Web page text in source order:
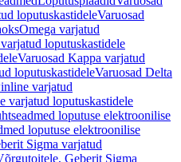
loputuskastideleVaruosad
Omega varjatud
loputuskastidele
Varuosad Kappa varjatud
loputuskastideleVaruosad Delta
varjatud
varjatud loputuskastidele
loputuse elektroonilise
loputuse elektroonilise
Sigma varjatud
Geberit Sigma